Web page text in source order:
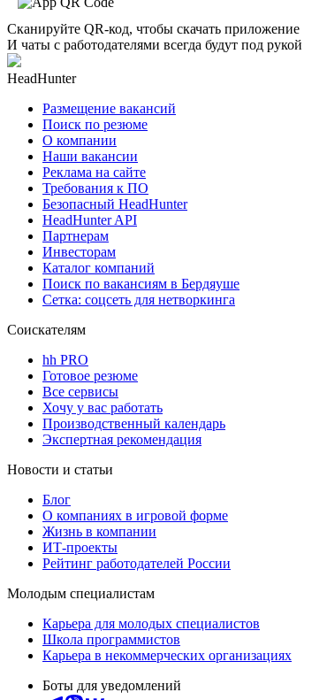
Сканируйте QR-код, чтобы скачать приложение
И чаты с работодателями всегда будут под рукой
HeadHunter
Размещение вакансий
Поиск по резюме
О компании
Наши вакансии
Реклама на сайте
Требования к ПО
Безопасный HeadHunter
HeadHunter API
Партнерам
Инвесторам
Каталог компаний
Поиск по вакансиям в Бердяуше
Сетка: соцсеть для нетворкинга
Соискателям
hh PRO
Готовое резюме
Все сервисы
Хочу у вас работать
Производственный календарь
Экспертная рекомендация
Новости и статьи
Блог
О компаниях в игровой форме
Жизнь в компании
ИТ-проекты
Рейтинг работодателей России
Молодым специалистам
Карьера для молодых специалистов
Школа программистов
Карьера в некоммерческих организациях
Боты для уведомлений